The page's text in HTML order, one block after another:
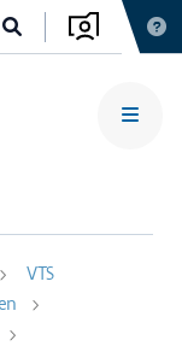
VTS